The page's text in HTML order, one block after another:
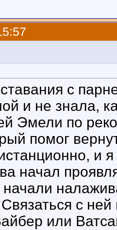
с
и не знала,
Эмели по
помог
и
начал
начали
с
или